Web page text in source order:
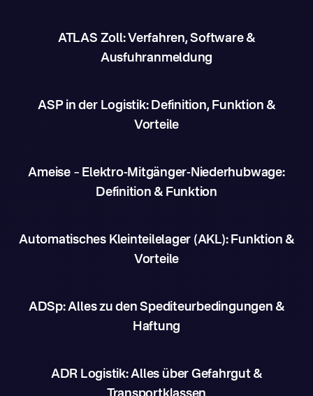
ATLAS Zoll: Verfahren, Software &
Ausfuhranmeldung
ASP in der Logistik: Definition, Funktion &
Vorteile
Ameise – Elektro-Mitgänger-Niederhubwage:
Definition & Funktion
Automatisches Kleinteilelager (AKL): Funktion &
Vorteile
ADSp: Alles zu den Spediteurbedingungen &
Haftung
ADR Logistik: Alles über Gefahrgut &